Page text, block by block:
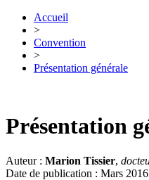
Accueil
>
Convention
>
Présentation générale
Présentation
Auteur : Marion Tissier,
Date de publication : Mars 2016